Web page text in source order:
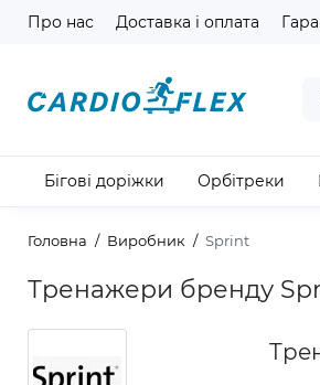
Про нас Доставка і оплата
Бігові доріжки Орбітреки
Головна Виробник Sprint
Тренажери бренду